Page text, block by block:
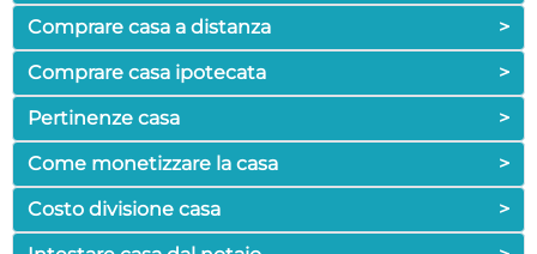
Comprare casa a distanza
>
Comprare casa ipotecata
>
Pertinenze casa
>
Come monetizzare la casa
>
Costo divisione casa
>